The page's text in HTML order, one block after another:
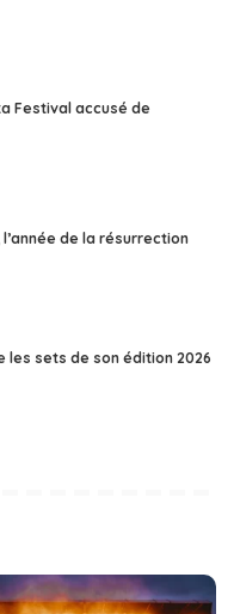
Festival accusé de
de la résurrection
les sets de son édition 2026